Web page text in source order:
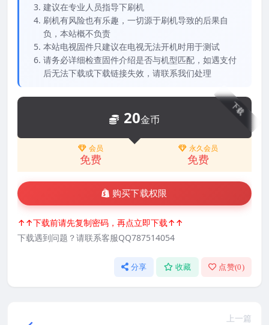
建议在专业人员指导下刷机
刷机有风险也有乐趣，一切源于刷机导致的后果自
负，本站概不负责
本站电视固件只建议在电视无法开机时用于测试
请务必详细检查固件介绍是否与机型匹配，如遇支付
后无法下载或下载链接失效，请联系我们处理
下载
20金币
会员
免费
永久会员
免费
购买下载权限
↑↑下载前请先复制密码，再点立即下载↑↑
下载遇到问题？请联系客服QQ787514054
分享 收藏 点赞(0)
上一篇